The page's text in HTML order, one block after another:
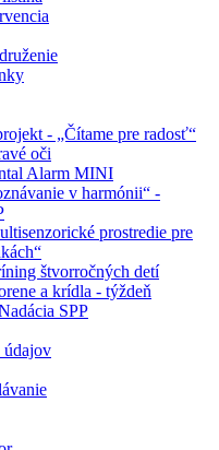
- „Čítame pre radosť“
oči
Alarm MINI
v harmónii“ -
prostredie pre
štvorročných detí
a krídla - týždeň
SPP
údajov